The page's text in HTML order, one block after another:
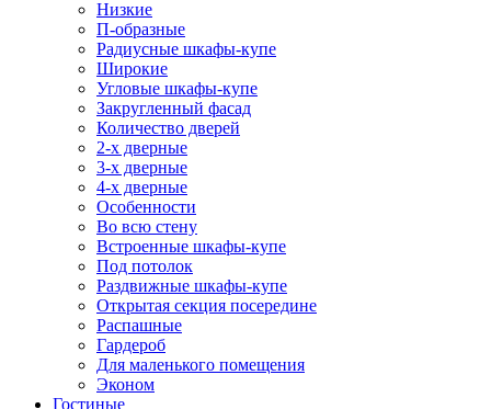
Низкие
П-образные
Радиусные шкафы-купе
Широкие
Угловые шкафы-купе
Закругленный фасад
Количество дверей
2-х дверные
3-х дверные
4-х дверные
Особенности
Во всю стену
Встроенные шкафы-купе
Под потолок
Раздвижные шкафы-купе
Открытая секция посередине
Распашные
Гардероб
Для маленького помещения
Эконом
Гостиные